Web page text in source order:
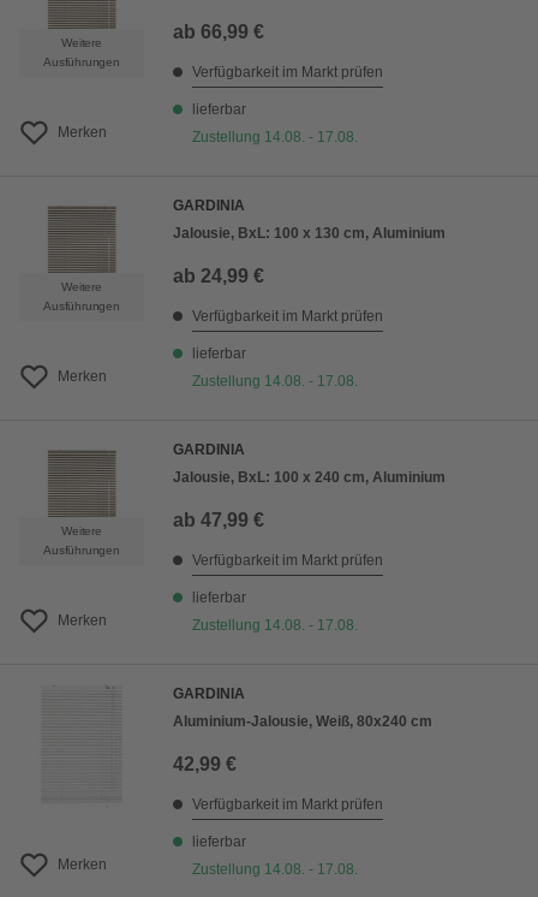
Weitere
Ausführungen
Merken
ab 66,99 €
Verfügbarkeit im Markt prüfen
lieferbar
Zustellung 14.08. - 17.08.
Weitere
Ausführungen
Merken
GARDINIA
Jalousie, BxL: 100 x 130 cm, Aluminium
ab 24,99 €
Verfügbarkeit im Markt prüfen
lieferbar
Zustellung 14.08. - 17.08.
Weitere
Ausführungen
Merken
GARDINIA
Jalousie, BxL: 100 x 240 cm, Aluminium
ab 47,99 €
Verfügbarkeit im Markt prüfen
lieferbar
Zustellung 14.08. - 17.08.
Merken
GARDINIA
Aluminium-Jalousie, Weiß, 80x240 cm
42,99 €
Verfügbarkeit im Markt prüfen
lieferbar
Zustellung 14.08. - 17.08.